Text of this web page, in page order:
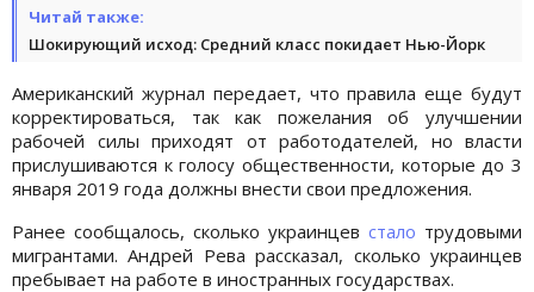
Читай также:
Шокирующий исход: Средний класс покидает Нью-Йорк
Американский журнал передает, что правила еще будут
корректироваться, так как пожелания об улучшении
рабочей силы приходят от работодателей, но власти
прислушиваются к голосу общественности, которые до 3
января 2019 года должны внести свои предложения.
Ранее сообщалось, сколько украинцев стало трудовыми
мигрантами. Андрей Рева рассказал, сколько украинцев
пребывает на работе в иностранных государствах.